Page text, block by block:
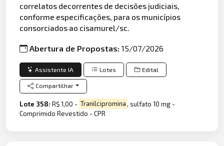
correlatos decorrentes de decisões judiciais,
conforme especificações, para os municípios
consorciados ao cisamurel/sc.
Abertura de Propostas:15/07/2026
Assistente IA Lotes Edital
Compartilhar
Lote 358:R$ 1,00 - Tranilcipromina, sulfato 10 mg -
Comprimido Revestido - CPR